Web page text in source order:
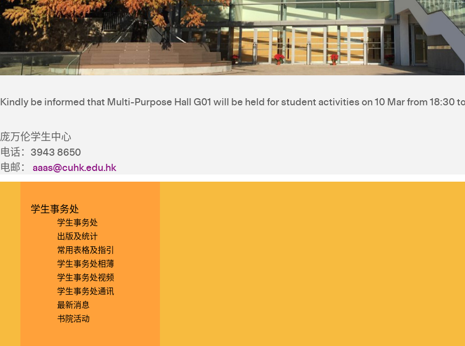
Kindly be informed that Multi-Purpose Hall G01 will be held for student activities on 10 Mar from 18:30
庞万伦学生中心
电话：3943 8650
电邮： aaas@cuhk.edu.hk
学生事务处
学生事务处
出版及统计
常用表格及指引
学生事务处相薄
学生事务处视频
学生事务处通讯
最新消息
书院活动